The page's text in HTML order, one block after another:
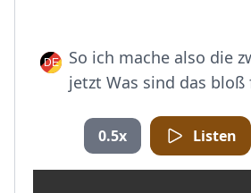
So ich mache also die
jetzt Was sind das bloß
0.5x Listen